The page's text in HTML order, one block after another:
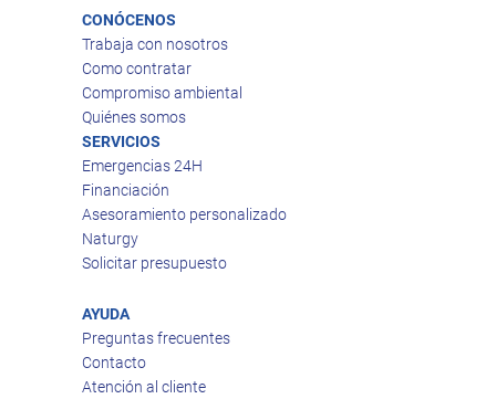
CONÓCENOS
Trabaja con nosotros
Como contratar
Compromiso ambiental
Quiénes somos
SERVICIOS
Emergencias 24H
Financiación
Asesoramiento personalizado
Naturgy
Solicitar presupuesto
AYUDA
Preguntas frecuentes
Contacto
Atención al cliente